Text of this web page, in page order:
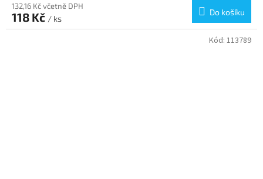
132,16 Kč včetně DPH
118 Kč / ks
Do košíku
Kód: 113789